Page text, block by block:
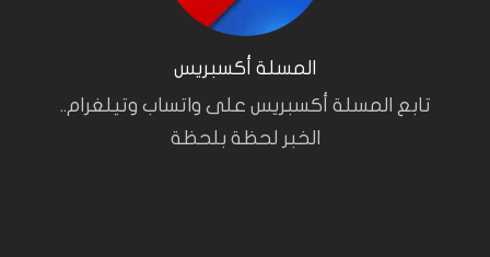
المسلة أكسبريس
تابع المسلة أكسبريس على واتساب وتيلغرام..
الخبر لحظة بلحظة